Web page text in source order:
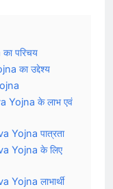
परिचय
का उद्देश्य
Yojna के लाभ एवं
Yojna पात्रता
Yojna के लिए
लाभार्थी